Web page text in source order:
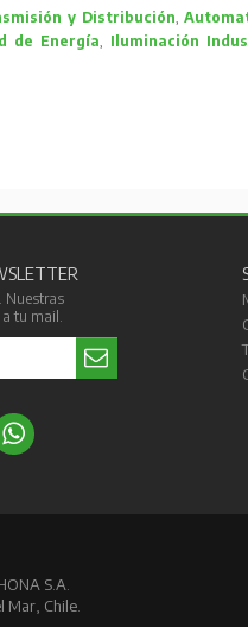
y Distribución,
de Energía, Iluminación
Nuestras
tu mail.
S.A.
Mar, Chile.